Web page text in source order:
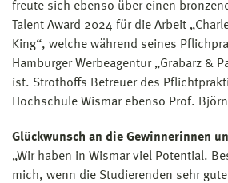
freute sich ebenso über einen
Talent Award 2024 für die Arbeit
King“, welche während seines
Hamburger Werbeagentur „Grabarz &
ist. Strothoffs Betreuer des
Hochschule Wismar ebenso Prof.
Glückwunsch an die Gewinnerinnen
„Wir haben in Wismar viel Potential.
mich, wenn die Studierenden sehr